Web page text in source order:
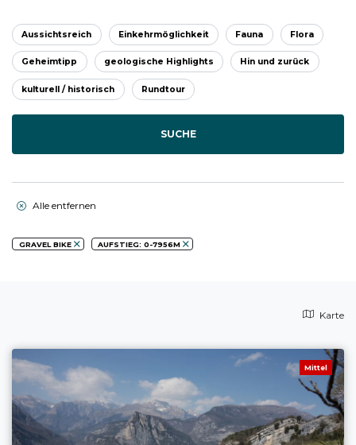
Aussichtsreich Einkehrmöglichkeit Fauna Flora
Geheimtipp geologische Highlights Hin und zurück
kulturell / historisch Rundtour
SUCHE
Alle entfernen
GRAVEL BIKE AUFSTIEG: 0-7956M
Karte
Mittel